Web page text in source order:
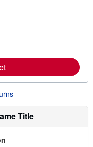
o
u
t
h
i
Title